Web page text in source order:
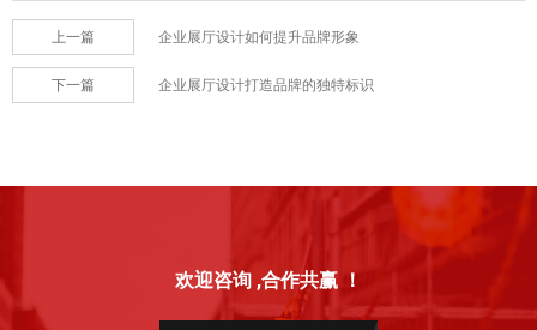
上一篇 企业展厅设计如何提升品牌形象
下一篇 企业展厅设计打造品牌的独特标识
欢迎咨询 ,合作共赢 ！